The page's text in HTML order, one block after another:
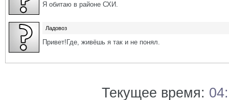
Я обитаю в районе СХИ.
Ладовоз
Привет!Где, живёшь я так и не понял.
Текущее время: